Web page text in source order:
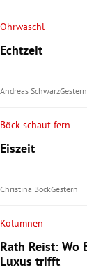
Ohrwaschl
Echtzeit
Andreas SchwarzGestern
Böck schaut fern
Eiszeit
Christina BöckGestern
Kolumnen
Rath Reist: Wo
Luxus trifft